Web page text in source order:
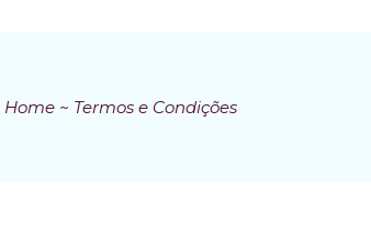
Home Termos e Condições